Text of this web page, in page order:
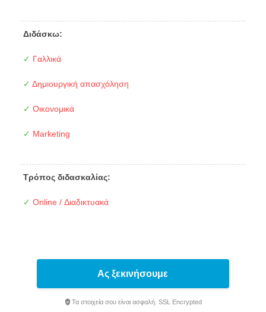
Διδάσκω:
✓ Γαλλικά
✓ Δημιουργική απασχόληση
✓ Οικονομικά
✓ Marketing
Τρόπος διδασκαλίας:
✓ Online / Διαδικτυακά
Ας ξεκινήσουμε
Τα στοιχεία σου είναι ασφαλή. SSL Encrypted